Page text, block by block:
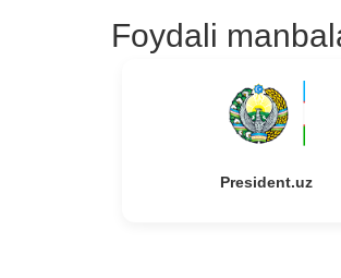
Foydali
President.uz